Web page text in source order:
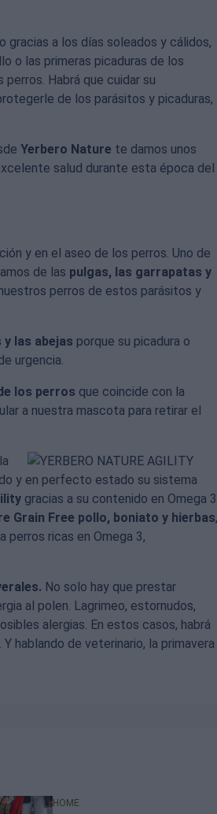
gracias a los días soleados y cálidos,
o las primeras picaduras de los
Habrá que cuidar su
de los parásitos y picaduras,
Yerbero Nature te damos unos
salud durante esta época del
y en el aseo de los perros. Uno de
de las pulgas, las garrapatas y
perros de estos parásitos y
las abejas porque su picadura o
urgencia.
los perros que coincide con la
a nuestra mascota para retirar el
y en perfecto estado su sistema
gracias a su contenido en Omega 3
Grain Free pollo, boniato y hierbas,
perros ricas en Omega 3,
No solo hay que prestar
al polen. Lagrimeo, estornudos,
alergias. En estos casos, habrá
hablando de veterinario, la primavera
HOME